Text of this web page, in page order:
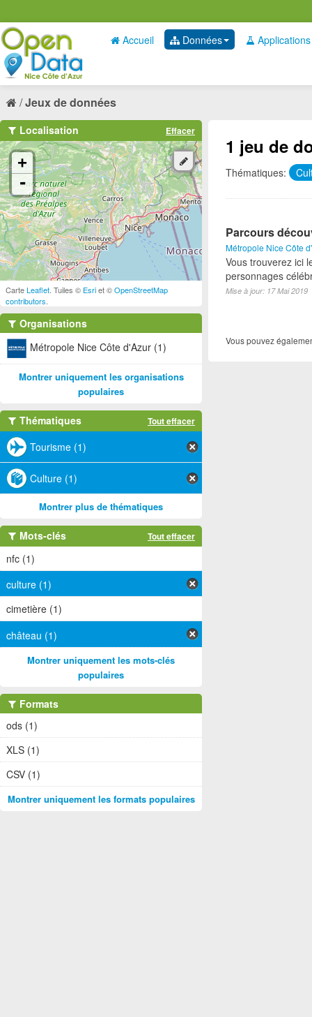
Accueil Données Applications
Jeux de données
1 jeu de
Thématiques:
Parcours
Métropole Nice Côte
Vous trouverez ici
personnages
Mise à jour: 17 Mai 2019
Vous pouvez
Localisation Effacer
+
-
CarteLeaflet . Tuiles © Esriet ©OpenStreetMap
contributors
Organisations
Métropole Nice Côte d'Azur (1)
Montrer uniquement les organisations
populaires
Thématiques Tout effacer
Tourisme (1)
Culture (1)
Montrer plus de thématiques
Mots-clés Tout effacer
nfc (1)
culture (1)
cimetière (1)
château (1)
Montrer uniquement les mots-clés
populaires
Formats
ods (1)
XLS (1)
CSV (1)
Montrer uniquement les formats populaires